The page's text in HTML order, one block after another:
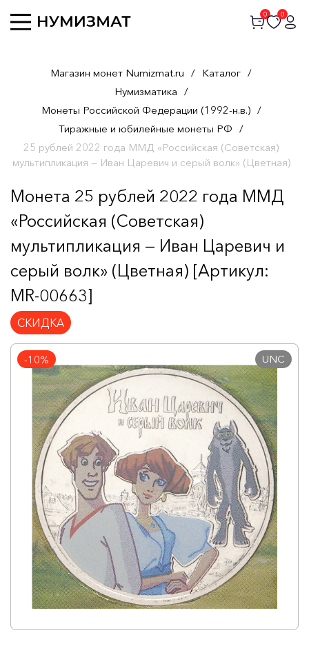
0 0
Магазин монет Numizmat.ru / Каталог /
Нумизматика /
Монеты Российской Федерации (1992-н.в.) /
Тиражные и юбилейные монеты РФ /
25 рублей 2022 года ММД «Российская (Советская)
мультипликация — Иван Царевич и серый волк» (Цветная)
Монета 25 рублей 2022 года ММД
«Российская (Советская)
мультипликация — Иван Царевич и
серый волк» (Цветная) [Артикул:
MR-00663]
СКИДКА
-10% UNC